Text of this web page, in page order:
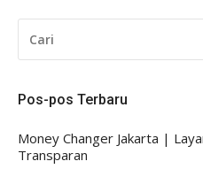
UNTUK:
Pos-pos Terbaru
Money Changer Jakarta |
Transparan